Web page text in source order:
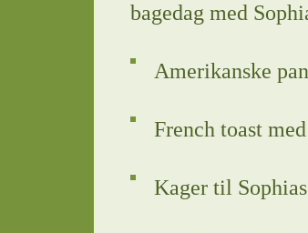
bagedag med
Amerikanske
French toast
Kager til